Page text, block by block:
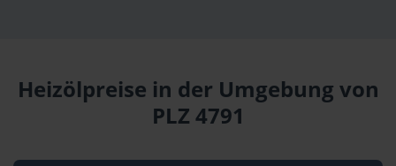
Heizölpreise in der Umgebung von
PLZ 4791